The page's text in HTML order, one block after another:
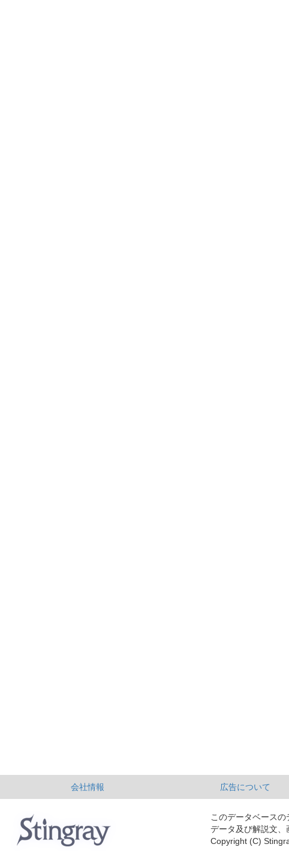
会社情報 広告について
このデータベース
データ及び解説文、
Copyright (C)